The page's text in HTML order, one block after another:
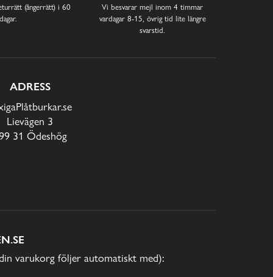
(ångerrätt) i 60
dagar.
Vi besvarar mejl inom 4 timmar
vardagar 8-15, övrig tid lite längre
svarstid.
ADRESS
Lievägen 3
31 Ödeshög
varukorg följer automatiskt med):